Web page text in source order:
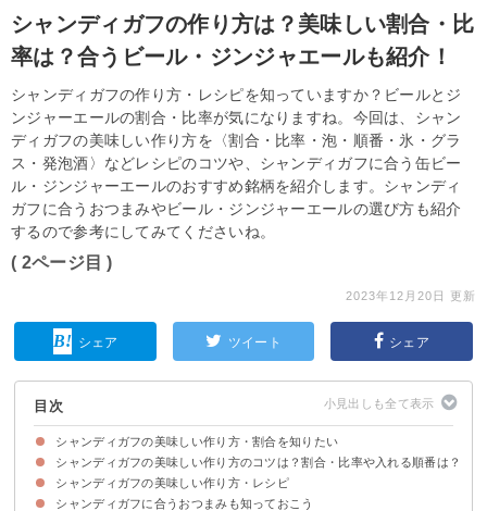
シャンディガフの作り方は？美味しい割合・比
率は？合うビール・ジンジャエールも紹介！
シャンディガフの作り方・レシピを知っていますか？ビールとジ
ンジャーエールの割合・比率が気になりますね。今回は、シャン
ディガフの美味しい作り方を〈割合・比率・泡・順番・氷・グラ
ス・発泡酒〉などレシピのコツや、シャンディガフに合う缶ビー
ル・ジンジャーエールのおすすめ銘柄を紹介します。シャンディ
ガフに合うおつまみやビール・ジンジャーエールの選び方も紹介
するので参考にしてみてくださいね。
( 2ページ目 )
2023年12月20日 更新
シェア ツイート シェア
目次
シャンディガフの美味しい作り方・割合を知りたい
そもそもシャンディガフとは？ビールとジンジャーエールのカクテル？
シャンディガフの美味しい作り方のコツは？割合・比率や入れる順番は？
①ビールとジンジャーエールの割合・比率・泡の量
②ビールとジンジャーエールの入れる順番・氷の有無
③グラスの選び方
④シャンディガフに合うビールの選び方
⑤シャンディガフに合うジンジャーエールの選び方
シャンディガフの美味しい作り方・レシピ
材料
作り方・手順
シャンディガフに合うおつまみも知っておこう